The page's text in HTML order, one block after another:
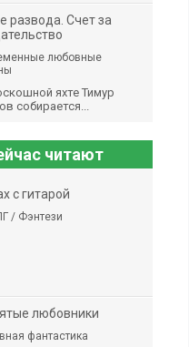
развода. Счет за
любовные
яхте Тимур
собирается...
читают
с гитарой
/ Фэнтези
любовники
фантастика